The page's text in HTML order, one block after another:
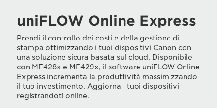
uniFLOW Online Express
Prendi il controllo dei costi e della gestione di
stampa ottimizzando i tuoi dispositivi Canon con
una soluzione sicura basata sul cloud. Disponibile
con MF428x e MF429x, il software uniFLOW Online
Express incrementa la produttività massimizzando
il tuo investimento. Aggiorna i tuoi dispositivi
registrandoti online.